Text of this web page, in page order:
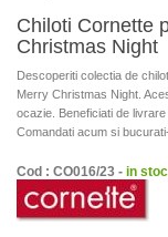
Chiloti Cornette
Christmas Night
Descoperiti colectia de
Merry Christmas Night.
ocazie. Beneficiati de
Comandati acum si
Cod : CO016/23 - in stoc